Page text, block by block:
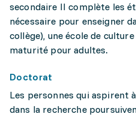
secondaire II complète les
nécessaire pour enseigner
collège), une école de
maturité pour adultes.
Doctorat
Les personnes qui aspirent
dans la recherche